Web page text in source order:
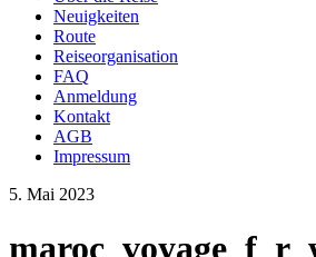
Neuigkeiten
Route
Reiseorganisation
FAQ
Anmeldung
Kontakt
AGB
Impressum
5. Mai 2023